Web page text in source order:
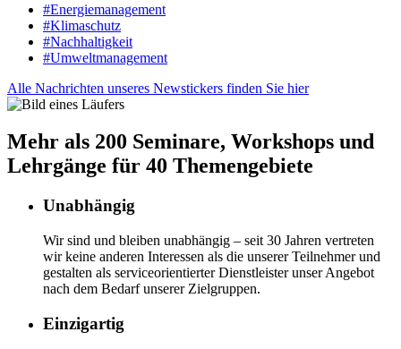
#Energiemanagement
#Klimaschutz
#Nachhaltigkeit
#Umweltmanagement
Alle Nachrichten unseres Newstickers finden Sie hier
Mehr als 200 Seminare, Workshops und
Lehrgänge für 40 Themengebiete
Unabhängig
Wir sind und bleiben unabhängig – seit 30 Jahren vertreten
wir keine anderen Interessen als die unserer Teilnehmer und
gestalten als serviceorientierter Dienstleister unser Angebot
nach dem Bedarf unserer Zielgruppen.
Einzigartig